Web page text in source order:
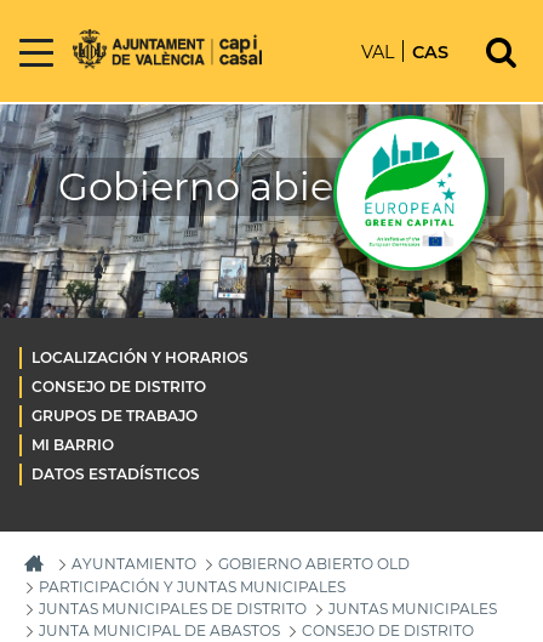
VAL CAS
Gobierno abierto OLD
LOCALIZACIÓN Y HORARIOS
CONSEJO DE DISTRITO
GRUPOS DE TRABAJO
MI BARRIO
DATOS ESTADÍSTICOS
AYUNTAMIENTO
GOBIERNO ABIERTO OLD
PARTICIPACIÓN Y JUNTAS MUNICIPALES
JUNTAS MUNICIPALES DE DISTRITO
JUNTAS MUNICIPALES
JUNTA MUNICIPAL DE ABASTOS
CONSEJO DE DISTRITO